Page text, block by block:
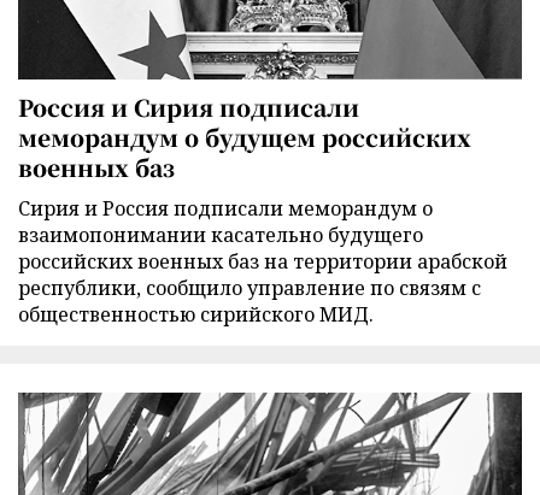
Россия и Сирия подписали
меморандум о будущем российских
военных баз
Сирия и Россия подписали меморандум о
взаимопонимании касательно будущего
российских военных баз на территории арабской
республики, сообщило управление по связям с
общественностью сирийского МИД.